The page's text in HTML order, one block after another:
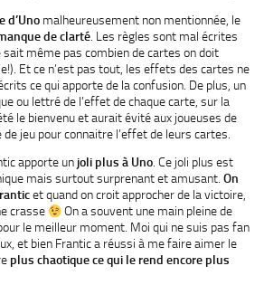
d’Uno malheureusement non mentionnée, le
de clarté . Les règles sont mal écrites
même pas combien de cartes on doit
Et ce n’est pas tout, les effets des cartes ne
ce qui apporte de la confusion. De plus, un
ou lettré de l’effet de chaque carte, sur la
le bienvenu et aurait évité aux joueuses de
jeu pour connaitre l’effet de leurs cartes.
apporte un joli plus à Uno. Ce joli plus est
mais surtout surprenant et amusant. On
et quand on croit approcher de la victoire,
crasse
On a souvent une main pleine de
le meilleur moment. Moi qui ne suis pas fan
et bien Frantic a réussi à me faire aimer le
plus chaotique ce qui le rend encore plus